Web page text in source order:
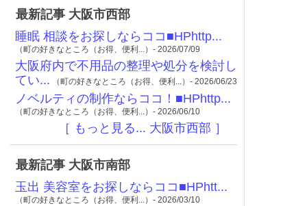
最新記事 大阪市西部
睡眠 相談をお探しならココ■HPhttp...
（町の好きなところ（お得、便利...）- 2026/07/09
大阪府内で不用品の整理や処分を検討し
てい... （町の好きなところ（お得、便利...）- 2026/06/23
ノベルティの制作ならココ！■HPhttp...
（町の好きなところ（お得、便利...）- 2026/06/10
［ もっと見る... 大阪市西部 ］
最新記事 大阪市南部
玉出 美容室をお探しならココ■HPhtt...
（町の好きなところ（お得、便利...）- 2026/03/10